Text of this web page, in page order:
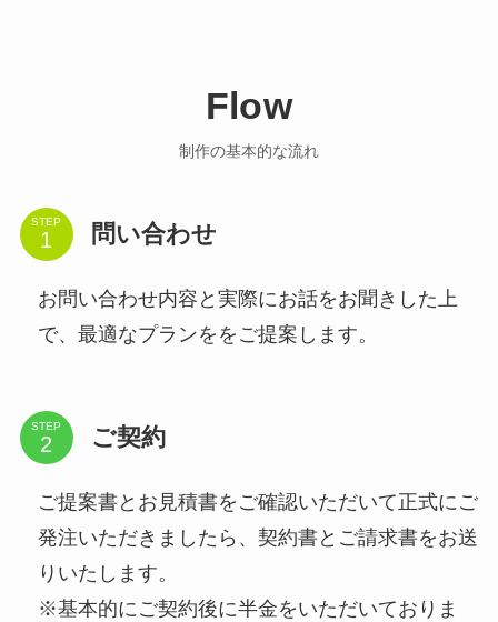
Flow
制作の基本的な流れ
STEP 問い合わせ
お問い合わせ内容と実際にお話をお聞きした上
で、最適なプランををご提案します。
STEP ご契約
ご提案書とお見積書をご確認いただいて正式にご
発注いただきましたら、契約書とご請求書をお送
りいたします。
※基本的にご契約後に半金をいただいておりま